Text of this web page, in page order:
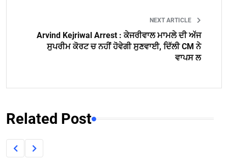
NEXT ARTICLE
Arvind Kejriwal Arrest : ਕੇਜਰੀਵਾਲ ਮਾਮਲੇ ਦੀ ਅੱਜ
ਸੁਪਰੀਮ ਕੋਰਟ ਚ ਨਹੀਂ ਹੋਵੇਗੀ ਸੁਣਵਾਈ, ਦਿੱਲੀ CM ਨੇ
ਵਾਪਸ ਲ
Related Post